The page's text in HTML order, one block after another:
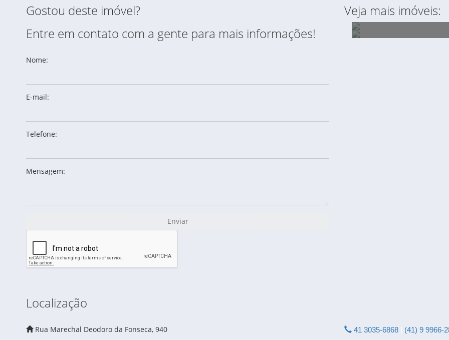
Gostou deste imóvel?
Entre em contato com a gente para mais informações!
Nome:
E-mail:
Telefone:
Mensagem:
Enviar
Veja mais imóveis:
Localização
Rua Marechal Deodoro da Fonseca, 940 41 3035-6868 (41) 9 9966-